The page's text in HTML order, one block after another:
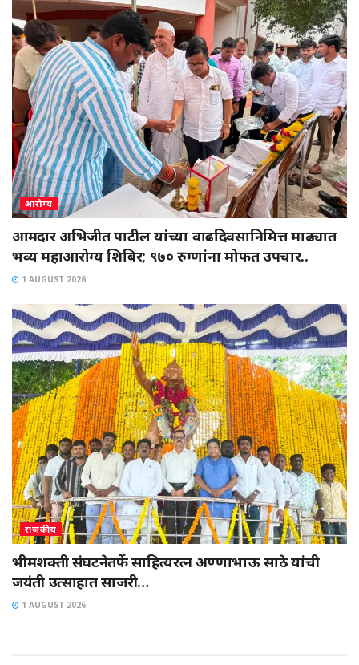
आरोग्य
आमदार अभिजीत पाटील यांच्या वाढदिवसानिमित्त माढ्यात
भव्य महाआरोग्य शिबिर; ९७० रुग्णांना मोफत उपचार..
1 AUGUST 2026
राजकीय
भीमशक्ती संघटनेतर्फे साहित्यरत्न अण्णाभाऊ साठे यांची
जयंती उत्साहात साजरी…
1 AUGUST 2026